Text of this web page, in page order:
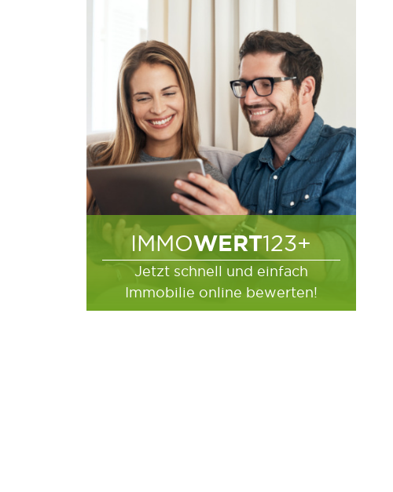
IMMOWERT123+
Jetzt schnell und einfach
Immobilie online bewerten!